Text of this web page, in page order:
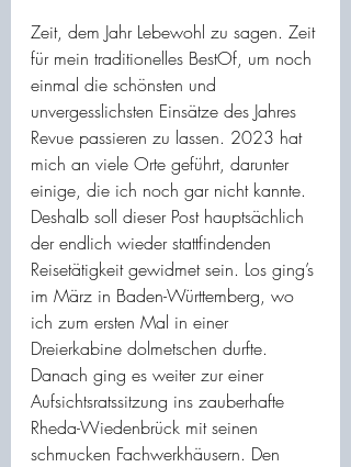
Zeit, dem Jahr Lebewohl zu sagen. Zeit
für mein traditionelles BestOf, um noch
einmal die schönsten und
unvergesslichsten Einsätze des Jahres
Revue passieren zu lassen. 2023 hat
mich an viele Orte geführt, darunter
einige, die ich noch gar nicht kannte.
Deshalb soll dieser Post hauptsächlich
der endlich wieder stattfindenden
Reisetätigkeit gewidmet sein. Los ging’s
im März in Baden-Württemberg, wo
ich zum ersten Mal in einer
Dreierkabine dolmetschen durfte.
Danach ging es weiter zur einer
Aufsichtsratssitzung ins zauberhafte
Rheda-Wiedenbrück mit seinen
schmucken Fachwerkhäusern. Den